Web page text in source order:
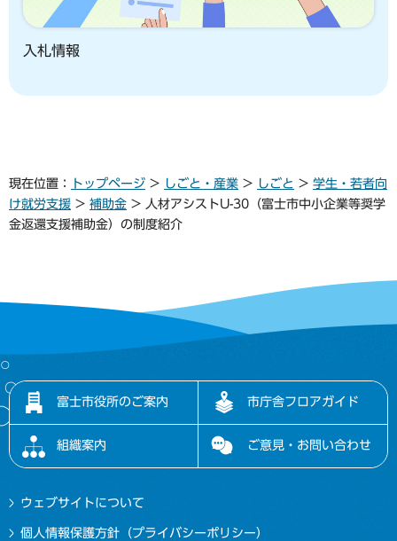
入札情報
現在位置： トップページ > しごと・産業 > しごと > 学生・若者向
け就労支援 > 補助金 > 人材アシストU-30（富士市中小企業等奨学
金返還支援補助金）の制度紹介
富士市役所のご案内 市庁舎フロアガイド
組織案内 ご意見・お問い合わせ
ウェブサイトについて
個人情報保護方針（プライバシーポリシー）